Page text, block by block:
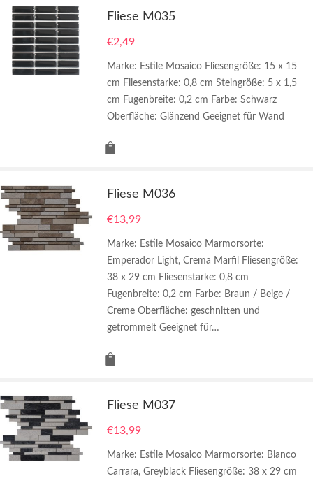
Fliese M035
€2,49
Marke: Estile Mosaico Fliesengröße: 15 x 15
cm Fliesenstarke: 0,8 cm Steingröße: 5 x 1,5
cm Fugenbreite: 0,2 cm Farbe: Schwarz
Oberfläche: Glänzend Geeignet für Wand
Fliese M036
€13,99
Marke: Estile Mosaico Marmorsorte:
Emperador Light, Crema Marfil Fliesengröße:
38 x 29 cm Fliesenstarke: 0,8 cm
Fugenbreite: 0,2 cm Farbe: Braun / Beige /
Creme Oberfläche: geschnitten und
getrommelt Geeignet für…
Fliese M037
€13,99
Marke: Estile Mosaico Marmorsorte: Bianco
Carrara, Greyblack Fliesengröße: 38 x 29 cm